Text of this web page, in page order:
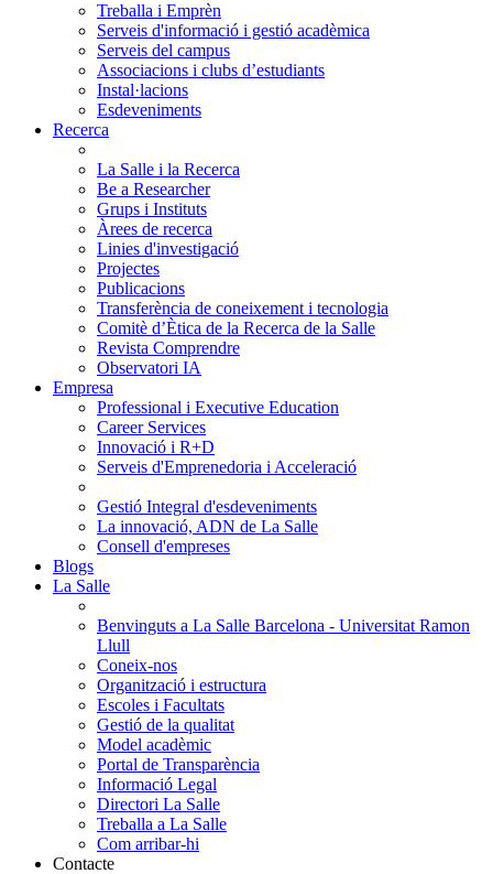
Treballa i Emprèn
Serveis d'informació i gestió acadèmica
Serveis del campus
Associacions i clubs d’estudiants
Instal·lacions
Esdeveniments
Recerca
La Salle i la Recerca
Be a Researcher
Grups i Instituts
Àrees de recerca
Linies d'investigació
Projectes
Publicacions
Transferència de coneixement i tecnologia
Comitè d’Ètica de la Recerca de la Salle
Revista Comprendre
Observatori IA
Empresa
Professional i Executive Education
Career Services
Innovació i R+D
Serveis d'Emprenedoria i Acceleració
Gestió Integral d'esdeveniments
La innovació, ADN de La Salle
Consell d'empreses
Blogs
La Salle
Benvinguts a La Salle Barcelona - Universitat Ramon
Llull
Coneix-nos
Organització i estructura
Escoles i Facultats
Gestió de la qualitat
Model acadèmic
Portal de Transparència
Informació Legal
Directori La Salle
Treballa a La Salle
Com arribar-hi
Contacte